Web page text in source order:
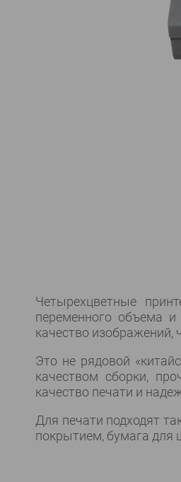
Четырехцветные
переменного объема
качество изображений,
Это не рядовой
качеством сборки,
качество печати и
Для печати подходят
покрытием, бумага для